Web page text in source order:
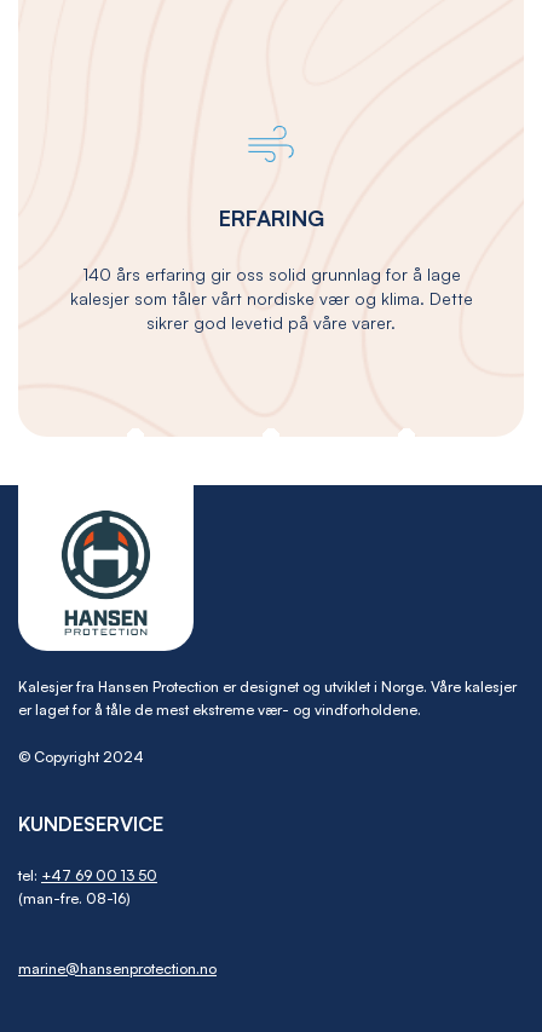
ERFARING
140 års erfaring gir oss solid grunnlag for å lage
kalesjer som tåler vårt nordiske vær og klima. Dette
sikrer god levetid på våre varer.
Kalesjer fra Hansen Protection er designet og utviklet i Norge. Våre kalesjer
er laget for å tåle de mest ekstreme vær- og vindforholdene.
© Copyright 2024
KUNDESERVICE
tel: +47 69 00 13 50
(man-fre. 08-16)
marine@hansenprotection.no